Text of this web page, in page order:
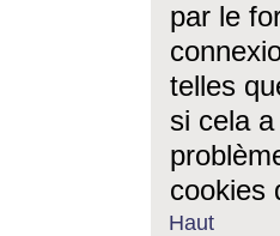
par le
telles
si cela
cookies
Haut